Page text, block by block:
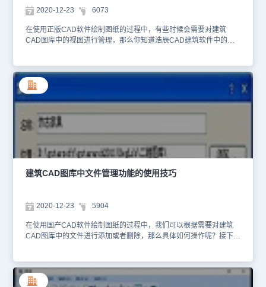
入 X 表示取消入库。4. 新建图块被自动命名为“长度 X 宽度”，长度和
宽度由命令实测入库图块得到，用户可以右击【重命名】修改为自己
需要的图块名。批量入库：1. 从工具栏执行【批量入库】命令；2. 确
定是否自动消隐制作幻灯片，为了视觉效果良好，应当对三维图 块
幻灯片>：2. 按命令提示取图中的图元，重新制作一个图块，代替选
中的图块， 接着提示：制作幻灯片(请用 zoom 调整合适)或 [消隐(H)/
不制作(N)/返回(X)]<制作>: 回车为制作新幻灯片，键入 N 只入库不制
作幻灯片；键入 X 表示取消重制。3. 命令提示时空回车(不选取图
元)，则只按当前视图显示的图形制作新 幻灯片代替旧幻灯片，不更
新图块定义。以上就是小编给大家整理的国产CAD制图软件——浩辰
CAD建筑软件中建筑CAD图库之新图入库与重制的相关操作技巧，
各位小伙伴在以后的CAD制图工作中如果遇到建筑CAD图库中图形
2020-12-23 6073
在使用正版CAD软件绘制图纸的过程中，有些时候会需要对建筑
CAD图库中的视图进行管理，那么你知道浩辰CAD建筑软件中的视
库中视图管理的相关使用技巧吧！建筑CAD图库：视图管理浩辰
CAD建筑软件中管理图库界面视图的排列，由于图库可以分很多批次
下载，“合并”与“还原”命令使图库内查看和选择不同批次的图块变得
更加容易，而通过还原命令可以保留管理具体图库文件的方便性。建
筑CAD图库：视图管理命令功能说明布局：置预览区内的图块幻灯片
的显示行列数，以利于用户观察。排序：择图标图库排序，浩辰建筑
中的所有图库内容可以根据字母或数字排序，如果图库内各图块名称
首字不同，则升序（降序） 排列时是按照图块名称首字拼音第一个
字母排序，即 A-Z 或 Z-A；如果各图块名称前面均相同，如人行道图
库，为了区分不同形式的图块，系统在名称后面加了数字以区分，如
人行道 02，这时，升序（降序）排列是按照阿拉伯数字大小进行排
中文件显示方式。用户点击切换视图，图库中的各图块均以列表形式
显示，如下图：以上就是小编给大家分享的在正版CAD软件——浩辰
CAD建筑软件中建筑CAD图库之视图管理的相关使用技巧，各位小
伙伴看明白了吗？感兴趣的小伙伴可以访问浩辰CAD官网教程专区查
建筑CAD图库中文件管理功能的使用技巧
2020-12-23 5904
在使用国产CAD软件绘制图纸的过程中，我们可以根据需要对建筑
CAD图库中的文件进行添加或者删除，那么具体如何操作呢？接下来
图库：文件管理浩辰CAD建筑软件中可从图库工具栏的图标命令与右
键菜单命令执行，从类别单击右键菜单执行：“新建类别”，功能是往